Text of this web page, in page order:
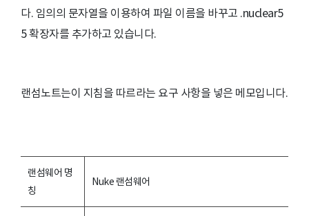
다. 임의의 문자열을 이용하여 파일 이름을 바꾸고 .nuclear5
5 확장자를 추가하고 있습니다.
랜섬노트는이 지침을 따르라는 요구 사항을 넣은 메모입니다.
랜섬웨어 명
칭
Nuke 랜섬웨어